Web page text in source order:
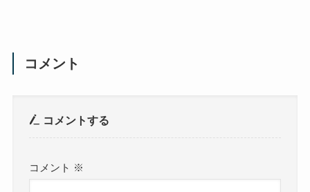
コメント
コメントする
コメント ※